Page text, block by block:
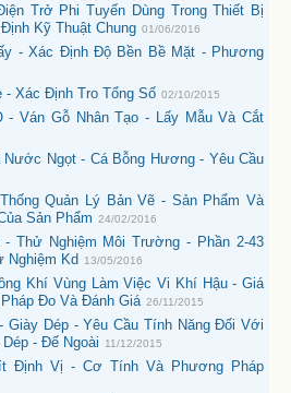
Trở Phi Tuyến Dùng Trong Thiết Bị
Kỹ Thuật Chung 01/06/2016
- Xác Định Độ Bền Bề Mặt - Phương
- Xác Định Tro Tổng Số 02/10/2015
- Ván Gỗ Nhân Tạo - Lấy Mẫu Và Cắt
Nước Ngọt - Cá Bỗng Hương - Yêu Cầu
Quản Lý Bản Vẽ - Sản Phẩm Và
Sản Phẩm 24/02/2016
- Thử Nghiệm Môi Trường - Phần 2-43
Nghiệm Kd 13/05/2016
Khí Vùng Làm Việc Vi Khí Hậu - Giá
Đo Và Đánh Giá 26/11/2015
Giày Dép - Yêu Cầu Tính Năng Đối Với
- Đế Ngoài
11/12/2015
Định Vị - Cơ Tính Và Phương Pháp